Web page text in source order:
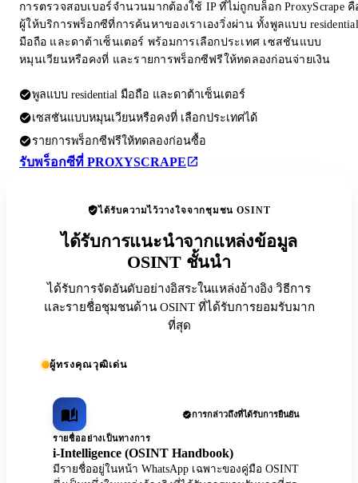
การตรวจสอบเบอร์จำนวนมากต้องใช้ IP ที่ไม่ถูกบล็อก ProxyScrape คื
ผู้ให้บริการพร็อกซีที่การค้นหาของเราเองวิ่งผ่าน ทั้งพูลแบบ residential
มือถือ และดาต้าเซ็นเตอร์ พร้อมการเลือกประเทศ เซสชันแบบ
หมุนเวียนหรือคงที่ และรายการพร็อกซีฟรีให้ทดลองก่อนจ่ายเงิน
พูลแบบ residential มือถือ และดาต้าเซ็นเตอร์
เซสชันแบบหมุนเวียนหรือคงที่ เลือกประเทศได้
รายการพร็อกซีฟรีให้ทดลองก่อนซื้อ
รับพร็อกซีที่ PROXYSCRAPE
ได้รับความไว้วางใจจากชุมชน OSINT
ได้รับการแนะนำจากแหล่งข้อมูล
OSINT ชั้นนำ
ได้รับการจัดอันดับอย่างอิสระในแหล่งอ้างอิง วิธีการ
และรายชื่อชุมชนด้าน OSINT ที่ได้รับการยอมรับมาก
ที่สุด
ผู้ทรงคุณวุฒิเด่น
การกล่าวถึงที่ได้รับการยืนยัน
รายชื่ออย่างเป็นทางการ
i-Intelligence (OSINT Handbook)
มีรายชื่ออยู่ในหน้า WhatsApp เฉพาะของคู่มือ OSINT